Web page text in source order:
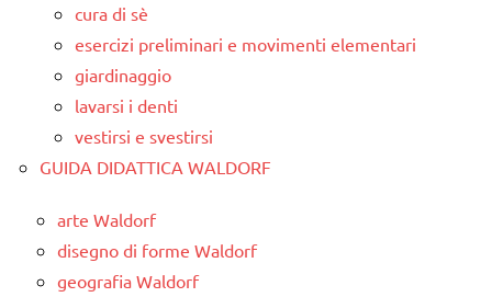
cura di sè
esercizi preliminari e movimenti elementari
giardinaggio
lavarsi i denti
vestirsi e svestirsi
GUIDA DIDATTICA WALDORF
arte Waldorf
disegno di forme Waldorf
geografia Waldorf